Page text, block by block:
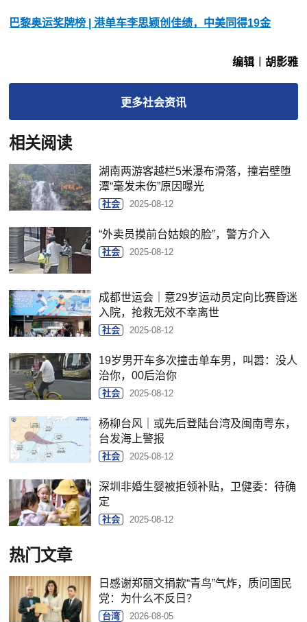
巴黎奥运奖牌榜 | 港单车李思颖创佳绩，中美同得19金
编辑︱胡影雅
更多社会资讯
相关阅读
湖南两游客越栏5米瀑布滑落，撞岩壁堕
潭“毫发未伤”原因曝光
社会 2025-08-12
“外卖员摸前台姑娘的脸”，警方介入
社会 2025-08-12
成都世运会｜意29岁运动员定向比赛昏迷
入院，抢救无效不幸离世
社会 2025-08-12
19岁男开车多次撞击单车男，叫嚣：没人
治你，00后治你
社会 2025-08-12
杨柳台风｜或先后登陆台湾及闽南粤东，
台发海上警报
社会 2025-08-12
深圳非婚生婴被拒领补贴，卫健委：待确
定
社会 2025-08-12
热门文章
日感谢郑丽文捐款“青鸟”气炸，质问国民
党：为什么不反日？
台湾 2026-08-05